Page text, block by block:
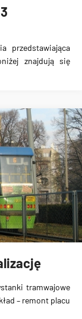
przedstawiająca
znajdują się
tramwajowe
– remont placu